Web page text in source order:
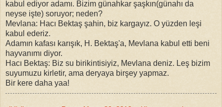
kabul ediyor adamı. Bizim günahkar şaşkın(günahı da
neyse işte) soruyor; neden?
Mevlana: Hacı Bektaş şahin, biz kargayız. O yüzden leşi
kabul ederiz.
Adamın kafası karışık, H. Bektaş'a, Mevlana kabul etti beni
hayvanımı diyor.
Hacı Bektaş: Biz su birikintisiyiz, Mevlana deniz. Leş bizim
suyumuzu kirletir, ama deryaya birşey yapmaz.
Bir kere daha yaa!